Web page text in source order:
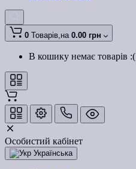
0 Товарів,на 0.00 грн
В кошику немає товарів :(
Особистий кабінет
Українська